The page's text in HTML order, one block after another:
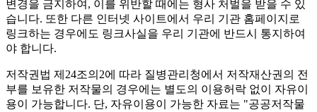
변경을 금지하여, 이를 위반할 때에는 형사 처벌을 받을 수 있
습니다. 또한 다른 인터넷 사이트에서 우리 기관 홈페이지로
링크하는 경우에도 링크사실을 우리 기관에 반드시 통지하여
야 합니다.
저작권법 제24조의2에 따라 질병관리청에서 저작재산권의 전
부를 보유한 저작물의 경우에는 별도의 이용허락 없이 자유이
용이 가능합니다. 단, 자유이용이 가능한 자료는 "공공저작물